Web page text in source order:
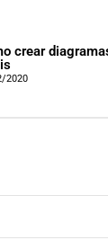
crear
2020